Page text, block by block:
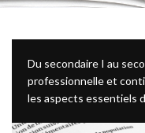
Du secondaire I au
professionnelle et
les aspects essentiels